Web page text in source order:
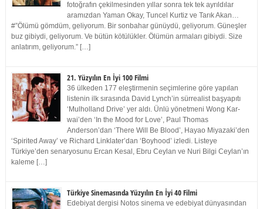
fotoğrafın çekilmesinden yıllar sonra tek tek ayrıldılar
aramızdan Yaman Okay, Tuncel Kurtiz ve Tarık Akan…
#”Ölümü gömdüm, geliyorum. Bir sonbahar günüydü, geliyorum. Güneşler
buz gibiydi, geliyorum. Ve bütün kötülükler. Ölümün armaları gibiydi. Size
anlatırım, geliyorum.” […]
21. Yüzyılın En İyi 100 Filmi
36 ülkeden 177 eleştirmenin seçimlerine göre yapılan
listenin ilk sırasında David Lynch’in sürrealist başyapıtı
‘Mulholland Drive’ yer aldı. Ünlü yönetmeni Wong Kar-
wai’den ‘In the Mood for Love’, Paul Thomas
Anderson’dan ‘There Will Be Blood’, Hayao Miyazaki’den
‘Spirited Away’ ve Richard Linklater’dan ‘Boyhood’ izledi. Listeye
Türkiye’den senaryosunu Ercan Kesal, Ebru Ceylan ve Nuri Bilgi Ceylan’ın
kaleme […]
Türkiye Sinemasında Yüzyılın En İyi 40 Filmi
Edebiyat dergisi Notos sinema ve edebiyat dünyasından